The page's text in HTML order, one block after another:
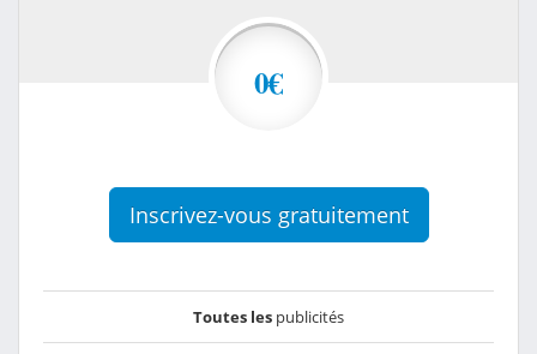
0€
Inscrivez-vous gratuitement
Toutes les publicités